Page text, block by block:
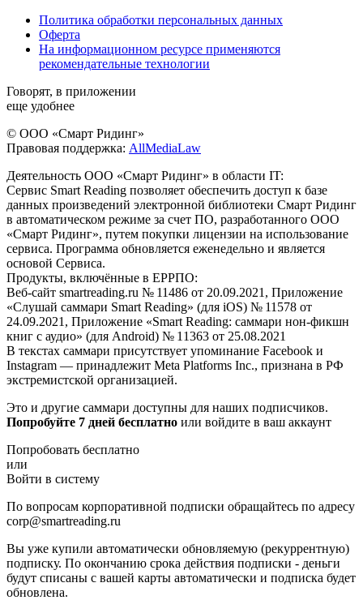
Политика обработки персональных данных
Оферта
На информационном ресурсе применяются
рекомендательные технологии
Говорят, в приложении
еще удобнее
© ООО «Смарт Ридинг»
Правовая поддержка: AllMediaLaw
Деятельность ООО «Смарт Ридинг» в области IT:
Сервис Smart Reading позволяет обеспечить доступ к базе
данных произведений электронной библиотеки Смарт Ридинг
в автоматическом режиме за счет ПО, разработанного ООО
«Смарт Ридинг», путем покупки лицензии на использование
сервиса. Программа обновляется еженедельно и является
основой Сервиса.
Продукты, включённые в ЕРРПО:
Веб-сайт smartreading.ru № 11486 от 20.09.2021, Приложение
«Слушай саммари Smart Reading» (для iOS) № 11578 от
24.09.2021, Приложение «Smart Reading: саммари нон-фикшн
книг с аудио» (для Android) № 11363 от 25.08.2021
В текстах саммари присутствует упоминание Facebook и
Instagram — принадлежит Meta Platforms Inc., признана в РФ
экстремистской организацией.
Это и другие саммари доступны для наших подписчиков.
Попробуйте 7 дней бесплатно или войдите в ваш аккаунт
Попробовать бесплатно
или
Войти в систему
По вопросам корпоративной подписки обращайтесь по адресу
corp@smartreading.ru
Вы уже купили автоматически обновляемую (рекуррентную)
подписку. По окончанию срока действия подписки - деньги
будут списаны с вашей карты автоматически и подписка будет
обновлена.